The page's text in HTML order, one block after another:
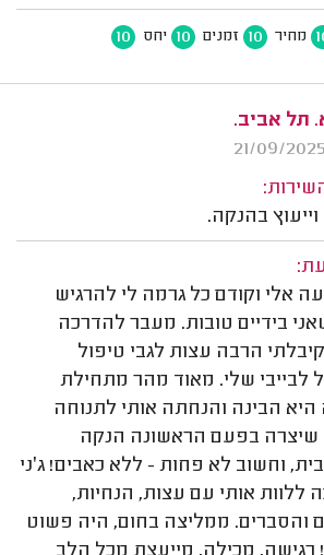
מחיר 10 זמנים 10 יחס 10
תל אביב.
בהנקה.
אלי וקודם כל גרמה לי להרגיש
בידיים טובות. מעבר להדרכה
הרבה עצות לגבי טיפול
לבייבי שלי. מאוד מהר מתחילת
הבינה והנחתה אותי לתנוחה
שיצרה בפעם הראשונה הנקה
וחשוב לא פחות - ללא כאבים! ג׳ני
ללוות אותי עם עצות, הנחיות,
והסברים. ממליצה בחום, היה פשוט